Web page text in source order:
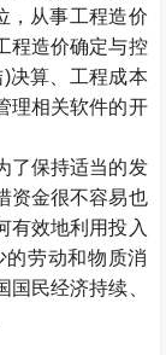
，从事工程造价
程造价确定与控
决算、工程成本
理相关软件的开
了保持适当的发
资金很不容易也
有效地利用投入
劳动和物质消
民经济持续、